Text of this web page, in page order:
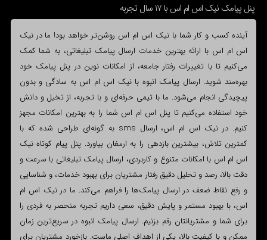
پنل پیامک نیک اس ام اس با 17 سال تجربه
آینده کسب و کار شما با نیک اس ام اس روشن‌تر خواهد بود! ما در نیک
اس ام اس با ارائه بهترین خدمات ارسال پیامک تبلیغاتی، به شما کمک
می‌کنیم تا با تغییرات رفتار جامعه، از امکانات نوین در پنل پیامک خود
بهره‌مند شوید. ارسال پیامک انبوه با نیک اس ام اس به سادگی و بدون
پیچیدگی انجام می‌شود. ما با تیمی حرفه‌ای و با تجربه، از تخیل و دانش
خود استفاده می‌کنیم تا پنل اس ام اس شما را به بهترین امکانات مجهز
کنیم. در نیک اس ام اس، ارسال sms به گونه‌ای طراحی شده که با
کمترین تلاش، بیشترین بازدهی را به ارمغان بیاورد. پنل پیام کوتاه نیک
اس ام اس با امکانات متنوع و کاربردی، ارسال پیامک تبلیغاتی با سرعت و
دقت بالا، رصد و تحلیل دقیق رفتار مشتریان برای بهبود خدمات، و شناسایی
و رفع نقاط ضعف در ارسال پیامک‌ها را فراهم می‌کند. ما در نیک اس ام
اس، با بهبود مستمر و پایش دقیق، سعی داریم تجربه منحصر به فردی را
برای شما و مشتریانتان رقم بزنیم. ارسال پیامک انبوه در سریع‌ترین زمان
ممکن و با کیفیت بالا، یکی از اهداف اصلی ماست. بازخورد مشتریان برای